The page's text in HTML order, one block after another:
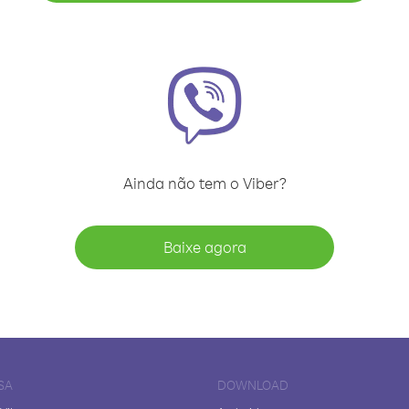
Ainda não tem o Viber?
Baixe agora
DOWNLOAD